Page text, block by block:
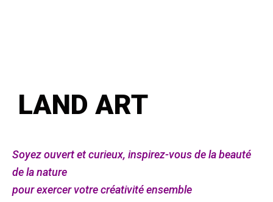
LAND ART
Soyez ouvert et curieux, inspirez-vous de la beauté
de la nature
pour exercer votre créativité ensemble